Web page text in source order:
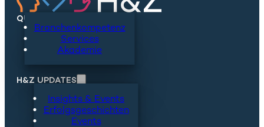
QUICKLINKS
Branchenkompetenz
Services
Akademie
H&Z UPDATES
Insights & Events
Erfolgsgeschichten
Events